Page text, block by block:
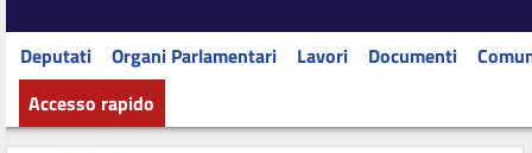
Deputati Organi Parlamentari Lavori Documenti
Accesso rapido